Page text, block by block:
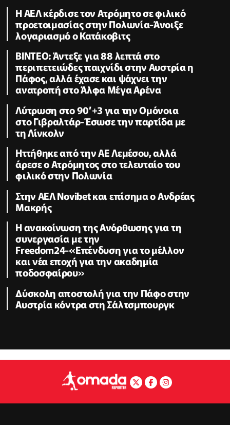
Η ΑΕΛ κέρδισε τον Ατρόμητο σε φιλικό
προετοιμασίας στην Πολωνία-Άνοιξε
λογαριασμό ο Κατάκοβιτς
ΒΙΝΤΕΟ: Άντεξε για 88 λεπτά στο
περιπετειώδες παιχνίδι στην Αυστρία η
Πάφος, αλλά έχασε και ψάχνει την
ανατροπή στο Άλφα Μέγα Αρένα
Λύτρωση στο 90’+3 για την Ομόνοια
στο Γιβραλτάρ-Έσωσε την παρτίδα με
τη Λίνκολν
Ηττήθηκε από την ΑΕ Λεμέσου, αλλά
άρεσε ο Ατρόμητος στο τελευταίο του
φιλικό στην Πολωνία
Στην ΑΕΛ Novibet και επίσημα ο Ανδρέας
Μακρής
H ανακοίνωση της Ανόρθωσης για τη
συνεργασία με την
Freedom24-«Επένδυση για το μέλλον
και νέα εποχή για την ακαδημία
ποδοσφαίρου»
Δύσκολη αποστολή για την Πάφο στην
Αυστρία κόντρα στη Σάλτσμπουργκ